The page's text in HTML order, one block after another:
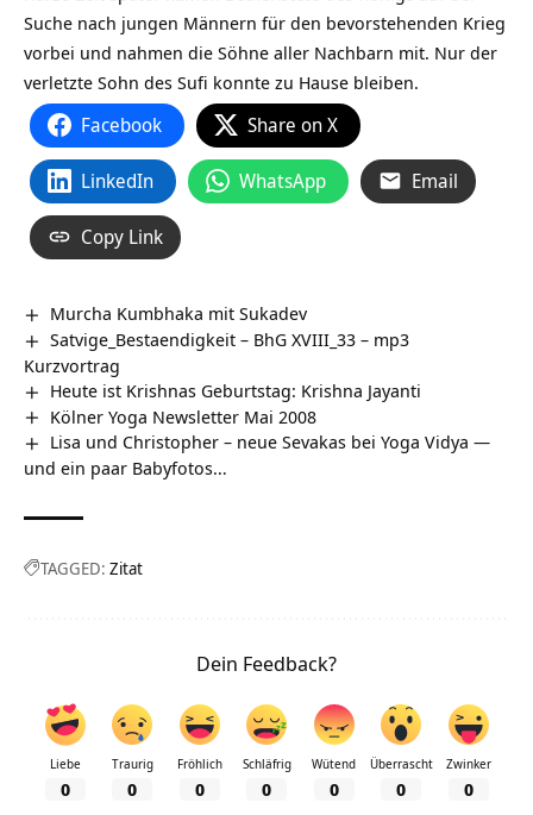
Suche nach jungen Männern für den bevorstehenden Krieg
vorbei und nahmen die Söhne aller Nachbarn mit. Nur der
verletzte Sohn des Sufi konnte zu Hause bleiben.
Facebook Share on X
LinkedIn WhatsApp Email
Copy Link
Murcha Kumbhaka mit Sukadev
Satvige_Bestaendigkeit – BhG XVIII_33 – mp3
Kurzvortrag
Heute ist Krishnas Geburtstag: Krishna Jayanti
Kölner Yoga Newsletter Mai 2008
Lisa und Christopher – neue Sevakas bei Yoga Vidya —
und ein paar Babyfotos…
TAGGED: Zitat
Dein Feedback?
Liebe
0
Traurig
0
Fröhlich
0
Schläfrig
0
Wütend
0
Überrascht
0
Zwinker
0